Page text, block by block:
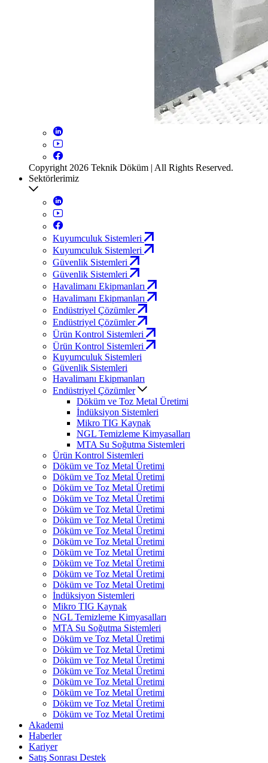
Copyright 2026 Teknik Döküm | All Rights Reserved.
Sektörlerimiz
Kuyumculuk Sistemleri
Kuyumculuk Sistemleri
Güvenlik Sistemleri
Güvenlik Sistemleri
Havalimanı Ekipmanları
Havalimanı Ekipmanları
Endüstriyel Çözümler
Endüstriyel Çözümler
Ürün Kontrol Sistemleri
Ürün Kontrol Sistemleri
Kuyumculuk Sistemleri
Güvenlik Sistemleri
Havalimanı Ekipmanları
Endüstriyel Çözümler
Döküm ve Toz Metal Üretimi
İndüksiyon Sistemleri
Mikro TIG Kaynak
NGL Temizleme Kimyasalları
MTA Su Soğutma Sistemleri
Ürün Kontrol Sistemleri
Döküm ve Toz Metal Üretimi
Döküm ve Toz Metal Üretimi
Döküm ve Toz Metal Üretimi
Döküm ve Toz Metal Üretimi
Döküm ve Toz Metal Üretimi
Döküm ve Toz Metal Üretimi
Döküm ve Toz Metal Üretimi
Döküm ve Toz Metal Üretimi
Döküm ve Toz Metal Üretimi
Döküm ve Toz Metal Üretimi
Döküm ve Toz Metal Üretimi
Döküm ve Toz Metal Üretimi
İndüksiyon Sistemleri
Mikro TIG Kaynak
NGL Temizleme Kimyasalları
MTA Su Soğutma Sistemleri
Döküm ve Toz Metal Üretimi
Döküm ve Toz Metal Üretimi
Döküm ve Toz Metal Üretimi
Döküm ve Toz Metal Üretimi
Döküm ve Toz Metal Üretimi
Döküm ve Toz Metal Üretimi
Döküm ve Toz Metal Üretimi
Döküm ve Toz Metal Üretimi
Akademi
Haberler
Kariyer
Satış Sonrası Destek